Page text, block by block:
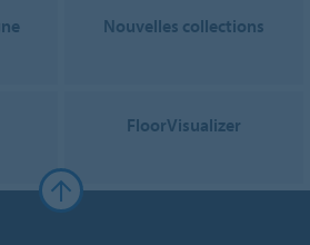
Nouvelles collections
FloorVisualizer